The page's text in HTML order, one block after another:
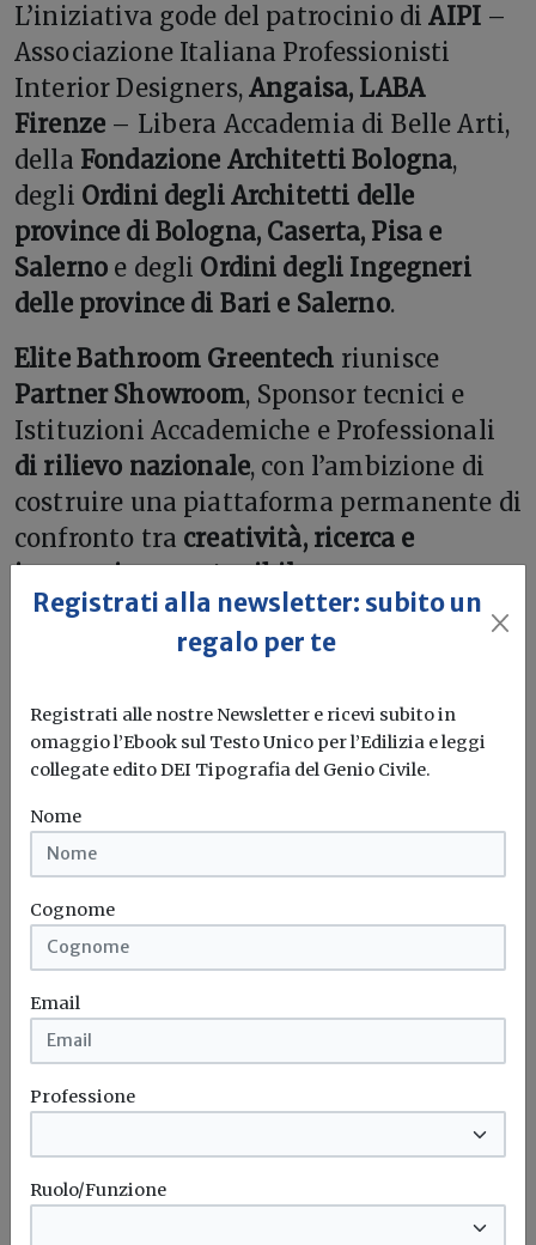
L’iniziativa gode del patrocinio diAIPI –
Associazione Italiana Professionisti
Interior Designers, Angaisa, LABA
Firenze – Libera Accademia di Belle Arti,
della Fondazione Architetti Bologna,
degli Ordini degli Architetti delle
province di Bologna, Caserta, Pisa e
Salerno e degli Ordini degli Ingegneri
delle province di Bari e Salerno.
Elite Bathroom Greentech riunisce
Partner Showroom, Sponsor tecnici e
Istituzioni Accademiche e Professionali
di rilievo nazionale, con l’ambizione di
costruire una piattaforma permanente di
confronto tra creatività, ricerca e
innovazione sostenibile.
Per maggiori informazioni:
www.elitebathroom.it
Registrati alla newsletter: subito un
regalo per te
Registrati alle nostre Newsletter e ricevi subito in
omaggio l’Ebook sul Testo Unico per l’Edilizia e leggi
collegate edito DEI Tipografia del Genio Civile.
Nome
Cognome
Email
Professione
Ruolo/Funzione